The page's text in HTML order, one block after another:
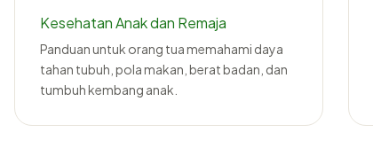
Kesehatan Anak dan Remaja
Panduan untuk orang tua memahami daya
tahan tubuh, pola makan, berat badan, dan
tumbuh kembang anak.